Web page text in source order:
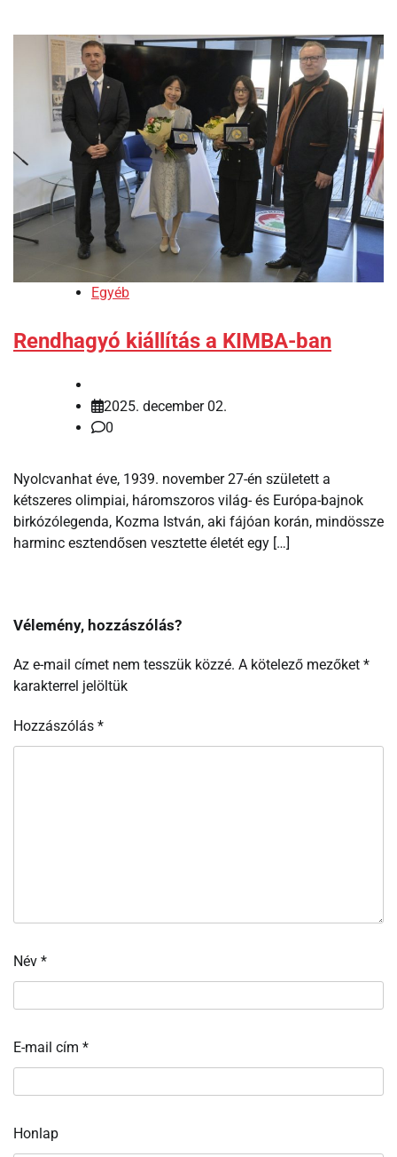
Egyéb
Rendhagyó kiállítás a KIMBA-ban
2025. december 02.
0
Nyolcvanhat éve, 1939. november 27-én született a
kétszeres olimpiai, háromszoros világ- és Európa-bajnok
birkózólegenda, Kozma István, aki fájóan korán, mindössze
harminc esztendősen vesztette életét egy […]
Vélemény, hozzászólás?
Az e-mail címet nem tesszük közzé. A kötelező mezőket *
karakterrel jelöltük
Hozzászólás *
Név *
E-mail cím *
Honlap